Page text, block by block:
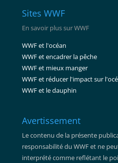
Sites WWF
En savoir plus sur WWF
WWF et l'océan
WWF et encadrer la pêche
WWF et mieux manger
WWF et réducer l'impact sur
WWF et le dauphin
Avertissement
Le contenu de la présente
responsabilité du WWF et ne
interprété comme reflétant le